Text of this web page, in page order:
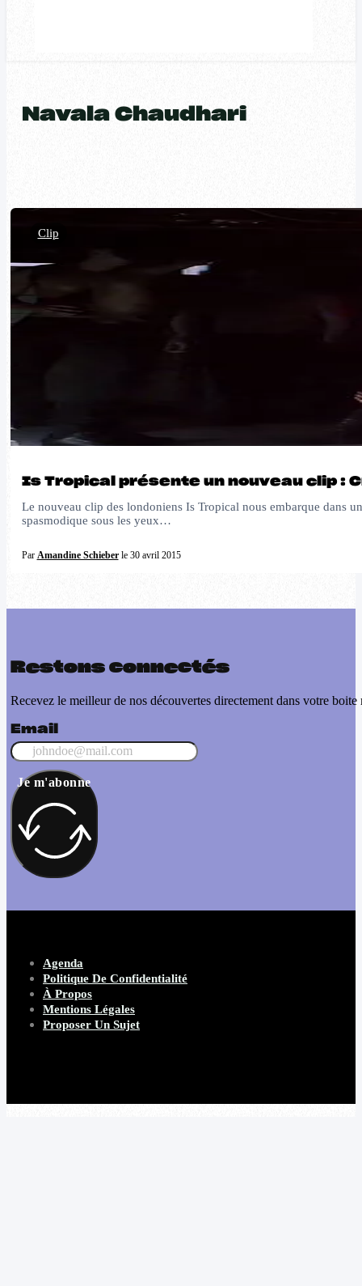
Navala Chaudhari
Is Tropical présente un nouveau clip :
Le nouveau clip des londoniens Is Tropical nous embarque dans
spasmodique sous les yeux…
Par Amandine Schieberle 30 avril 2015
Clip
Restons connectés
Recevez le meilleur de nos découvertes directement dans votre boite
Email
Je m'abonne
Agenda
Politique De Confidentialité
À Propos
Mentions Légales
Proposer Un Sujet